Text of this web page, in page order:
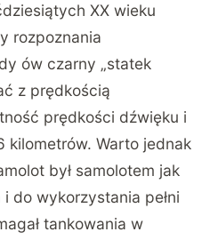
XX wieku
rozpoznania
ów czarny „statek
z prędkością
prędkości dźwięku i
kilometrów. Warto jednak
był samolotem jak
do wykorzystania pełni
tankowania w